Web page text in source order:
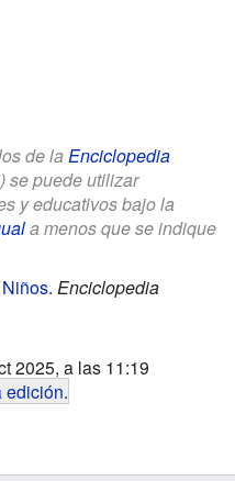
de la Enciclopedia
se puede utilizar
y educativos bajo la
a menos que se indique
. Enciclopedia
2025, a las 11:19
edición.